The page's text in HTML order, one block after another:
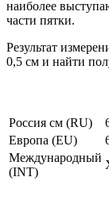
наиболее
части пятки.
Результат
0,5 см и найти
Россия см (RU)
Европа (EU)
Международный
(INT)